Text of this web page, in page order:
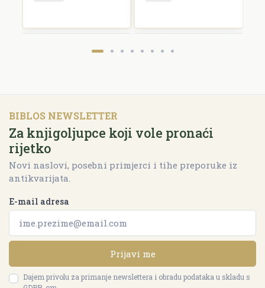
BIBLOS NEWSLETTER
Za knjigoljupce koji vole pronaći
rijetko
Novi naslovi, posebni primjerci i tihe preporuke iz
antikvarijata.
E-mail adresa
Prijavi me
Dajem privolu za primanje newslettera i obradu podataka u skladu s